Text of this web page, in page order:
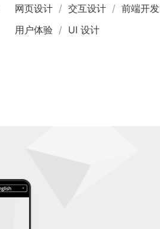
网页设计 交互设计 前端开发
用户体验
UI 设计